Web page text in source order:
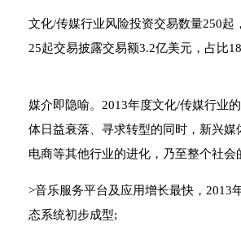
文化/传媒行业风险投资交易数量250
25起交易披露交易额3.2亿美元，占比
媒介即隐喻。2013年度文化/传媒行业
体日益衰落、寻求转型的同时，新兴
电商等其他行业的进化，乃至整个社会
>音乐服务平台及应用增长最快，2013
态系统初步成型;